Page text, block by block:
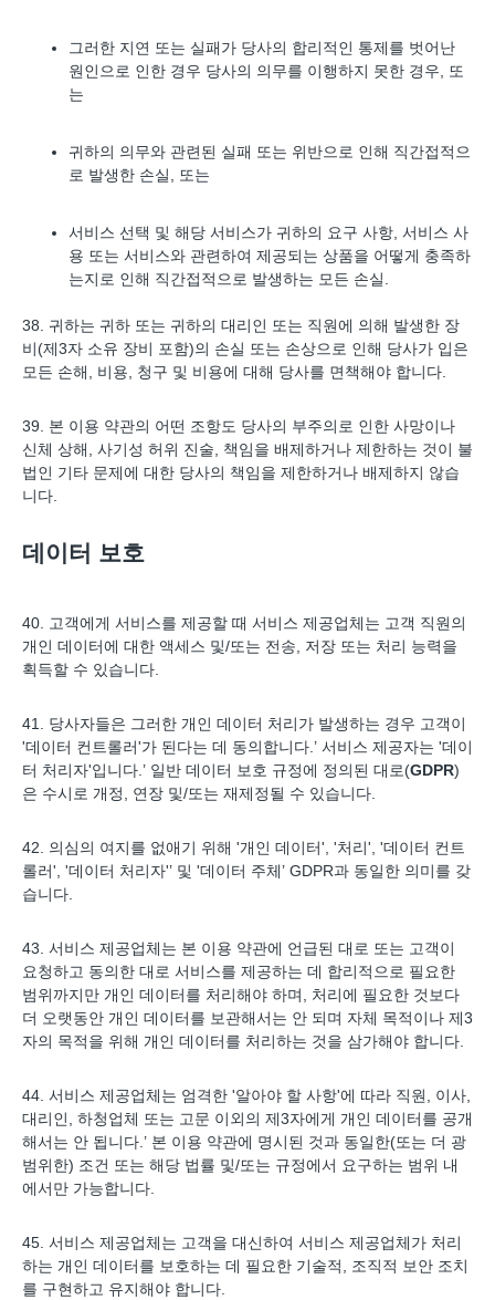
그러한 지연 또는 실패가 당사의 합리적인 통제를 벗어난
원인으로 인한 경우 당사의 의무를 이행하지 못한 경우, 또
는
귀하의 의무와 관련된 실패 또는 위반으로 인해 직간접적으
로 발생한 손실, 또는
서비스 선택 및 해당 서비스가 귀하의 요구 사항, 서비스 사
용 또는 서비스와 관련하여 제공되는 상품을 어떻게 충족하
는지로 인해 직간접적으로 발생하는 모든 손실.
38. 귀하는 귀하 또는 귀하의 대리인 또는 직원에 의해 발생한 장
비(제3자 소유 장비 포함)의 손실 또는 손상으로 인해 당사가 입은
모든 손해, 비용, 청구 및 비용에 대해 당사를 면책해야 합니다.
39. 본 이용 약관의 어떤 조항도 당사의 부주의로 인한 사망이나
신체 상해, 사기성 허위 진술, 책임을 배제하거나 제한하는 것이 불
법인 기타 문제에 대한 당사의 책임을 제한하거나 배제하지 않습
니다.
데이터 보호
40. 고객에게 서비스를 제공할 때 서비스 제공업체는 고객 직원의
개인 데이터에 대한 액세스 및/또는 전송, 저장 또는 처리 능력을
획득할 수 있습니다.
41. 당사자들은 그러한 개인 데이터 처리가 발생하는 경우 고객이
'데이터 컨트롤러'가 된다는 데 동의합니다.’ 서비스 제공자는 '데이
터 처리자'입니다.’ 일반 데이터 보호 규정에 정의된 대로(GDPR)
은 수시로 개정, 연장 및/또는 재제정될 수 있습니다.
42. 의심의 여지를 없애기 위해 '개인 데이터', '처리', '데이터 컨트
롤러', '데이터 처리자'’ 및 '데이터 주체’ GDPR과 동일한 의미를 갖
습니다.
43. 서비스 제공업체는 본 이용 약관에 언급된 대로 또는 고객이
요청하고 동의한 대로 서비스를 제공하는 데 합리적으로 필요한
범위까지만 개인 데이터를 처리해야 하며, 처리에 필요한 것보다
더 오랫동안 개인 데이터를 보관해서는 안 되며 자체 목적이나 제3
자의 목적을 위해 개인 데이터를 처리하는 것을 삼가해야 합니다.
44. 서비스 제공업체는 엄격한 '알아야 할 사항'에 따라 직원, 이사,
대리인, 하청업체 또는 고문 이외의 제3자에게 개인 데이터를 공개
해서는 안 됩니다.’ 본 이용 약관에 명시된 것과 동일한(또는 더 광
범위한) 조건 또는 해당 법률 및/또는 규정에서 요구하는 범위 내
에서만 가능합니다.
45. 서비스 제공업체는 고객을 대신하여 서비스 제공업체가 처리
하는 개인 데이터를 보호하는 데 필요한 기술적, 조직적 보안 조치
를 구현하고 유지해야 합니다.